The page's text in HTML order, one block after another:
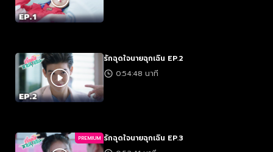
รักฉุดใจนายฉุกเฉิน EP.2
0:54:48 นาที
PREMIUM รักฉุดใจนายฉุกเฉิน EP.3